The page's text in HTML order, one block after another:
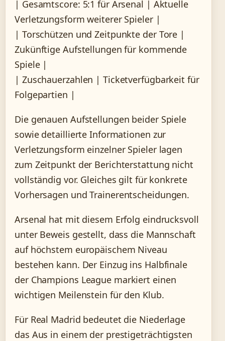
| Gesamtscore: 5:1 für Arsenal | Aktuelle
Verletzungsform weiterer Spieler |
| Torschützen und Zeitpunkte der Tore |
Zukünftige Aufstellungen für kommende
Spiele |
| Zuschauerzahlen | Ticketverfügbarkeit für
Folgepartien |
Die genauen Aufstellungen beider Spiele
sowie detaillierte Informationen zur
Verletzungsform einzelner Spieler lagen
zum Zeitpunkt der Berichterstattung nicht
vollständig vor. Gleiches gilt für konkrete
Vorhersagen und Trainerentscheidungen.
Arsenal hat mit diesem Erfolg eindrucksvoll
unter Beweis gestellt, dass die Mannschaft
auf höchstem europäischem Niveau
bestehen kann. Der Einzug ins Halbfinale
der Champions League markiert einen
wichtigen Meilenstein für den Klub.
Für Real Madrid bedeutet die Niederlage
das Aus in einem der prestigeträchtigsten